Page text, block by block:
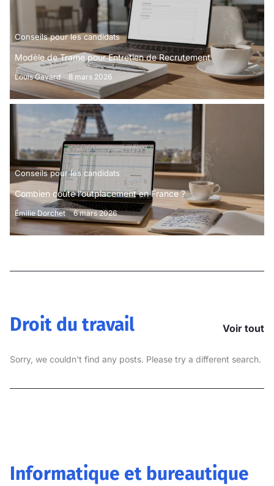
Conseils pour les candidats
Modèle de Trame pour Entretien de Recrutement
Louis Gavard 8 mars 2026
Conseils pour les candidats
Combien coûte l’outplacement en France ?
Émilie Dorchet 6 mars 2026
Droit du travail Voir tout
Sorry, we couldn't find any posts. Please try a different search.
Informatique et bureautique